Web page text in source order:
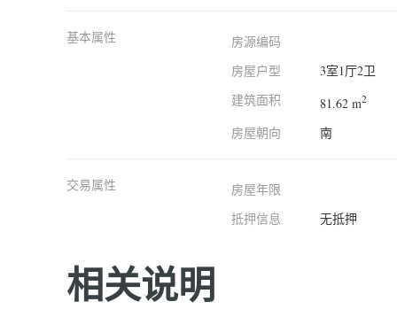
基本属性
房源编码
房屋户型
3室1厅2卫
建筑面积
81.62 m2
房屋朝向 南
交易属性
房屋年限
抵押信息
无抵押
相关说明